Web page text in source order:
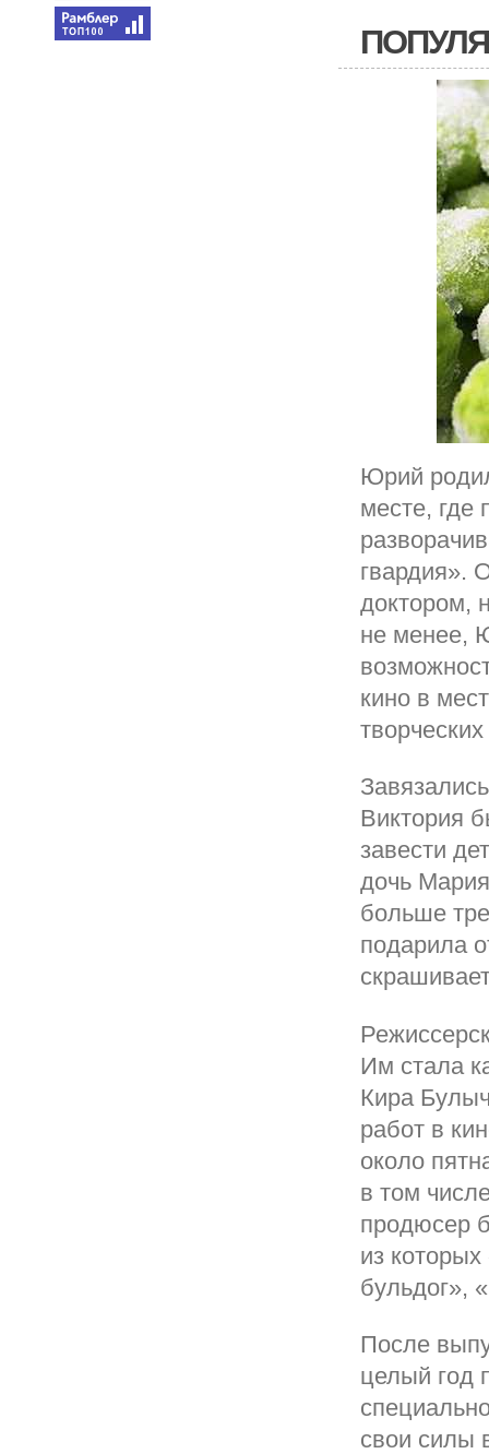
Юрий
месте, где
гвардия».
доктором,
не менее,
кино в
Виктория
завести
дочь
больше
подарила
Им стала
Кира
работ в
около
в том
продюсер
из
бульдог»,
После
целый год
свои силы